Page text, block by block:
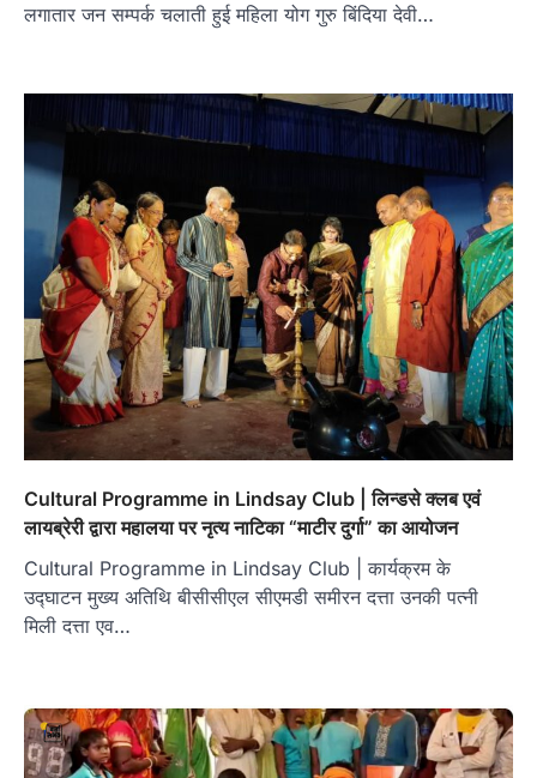
लगातार जन सम्पर्क चलाती हुई महिला योग गुरु बिंदिया देवी…
Cultural Programme in Lindsay Club | लिन्डसे क्लब एवं
लायब्रेरी द्वारा महालया पर नृत्य नाटिका “माटीर दुर्गा” का आयोजन
Cultural Programme in Lindsay Club | कार्यक्रम के
उद्घाटन मुख्य अतिथि बीसीसीएल सीएमडी समीरन दत्ता उनकी पत्नी
मिली दत्ता एव…